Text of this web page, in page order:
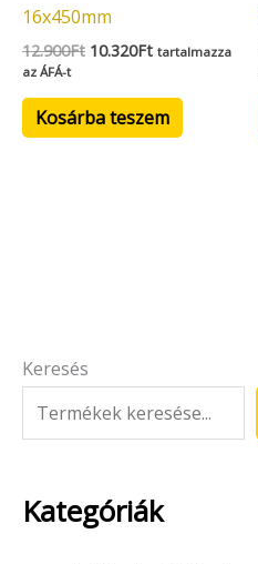
Keresés
Kategóriák
16x450mm
12.900Ft 10.320Ft tartalmazza
az ÁFÁ-t
Kosárba teszem